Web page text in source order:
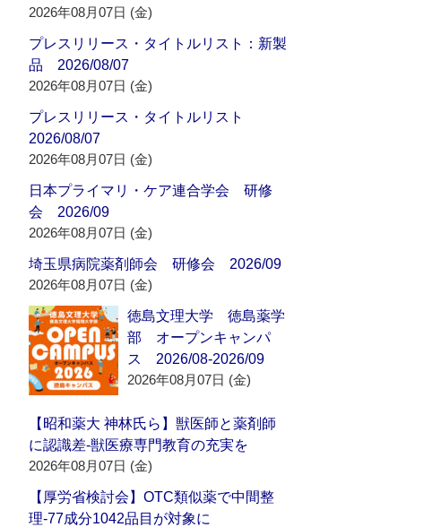
2026年08月07日 (金)
プレスリリース・タイトルリスト：新製
品 2026/08/07
2026年08月07日 (金)
プレスリリース・タイトルリスト
2026/08/07
2026年08月07日 (金)
日本プライマリ・ケア連合学会 研修
会 2026/09
2026年08月07日 (金)
埼玉県病院薬剤師会 研修会 2026/09
2026年08月07日 (金)
徳島文理大学 徳島薬学
部 オープンキャンパ
ス 2026/08-2026/09
2026年08月07日 (金)
【昭和薬大 神林氏ら】獣医師と薬剤師
に認識差‐獣医療専門教育の充実を
2026年08月07日 (金)
【厚労省検討会】OTC類似薬で中間整
理‐77成分1042品目が対象に